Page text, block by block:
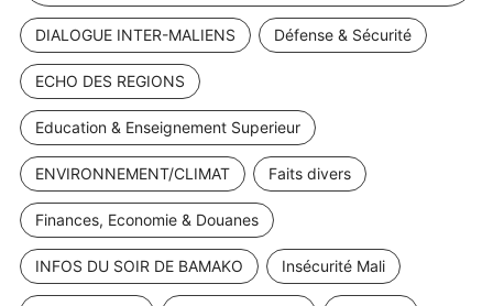
DIALOGUE INTER-MALIENS Défense & Sécurité
ECHO DES REGIONS
Education & Enseignement Superieur
ENVIRONNEMENT/CLIMAT Faits divers
Finances, Economie & Douanes
INFOS DU SOIR DE BAMAKO Insécurité Mali